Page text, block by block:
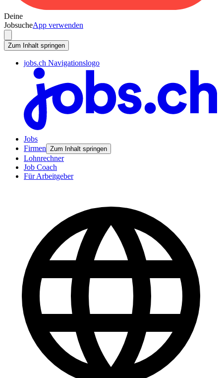
Deine
JobsucheApp verwenden
Zum Inhalt springen
jobs.ch Navigationslogo
Jobs
Firmen Zum Inhalt springen
Lohnrechner
Job Coach
Für Arbeitgeber